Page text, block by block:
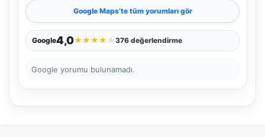
Google Maps’te tüm yorumları gör
Google4,0★★★★ ★ 376 değerlendirme
Google yorumu bulunamadı.
🧭 Rehber ⭐ Popüler
🚶 Yürüyüş